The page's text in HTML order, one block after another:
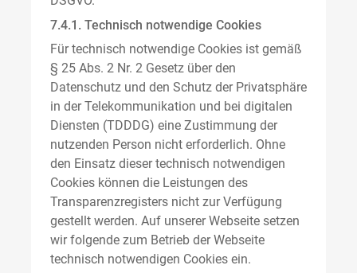
7.4.1. Technisch notwendige Cookies
Für technisch notwendige Cookies ist gemäß
§ 25 Abs. 2 Nr. 2 Gesetz über den
Datenschutz und den Schutz der Privatsphäre
in der Telekommunikation und bei digitalen
Diensten (TDDDG) eine Zustimmung der
nutzenden Person nicht erforderlich. Ohne
den Einsatz dieser technisch notwendigen
Cookies können die Leistungen des
Transparenzregisters nicht zur Verfügung
gestellt werden. Auf unserer Webseite setzen
wir folgende zum Betrieb der Webseite
technisch notwendigen Cookies ein.